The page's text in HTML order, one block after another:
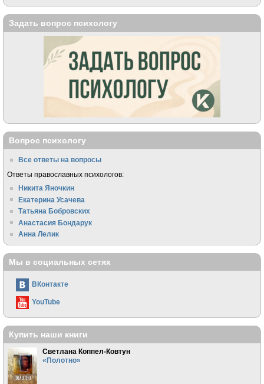
Задать вопрос психологу
Вопрос психологу
Все ответы на вопросы
Ответы православных психологов:
Никита Яночкин
Екатерина Усачева
Татьяна Бобровских
Анастасия Бондарук
Анна Лелик
Мы в социальных сетях
ВКонтакте
YouTube
Купить наши книги
Светлана Коппел-Ковтун
«Полотно»